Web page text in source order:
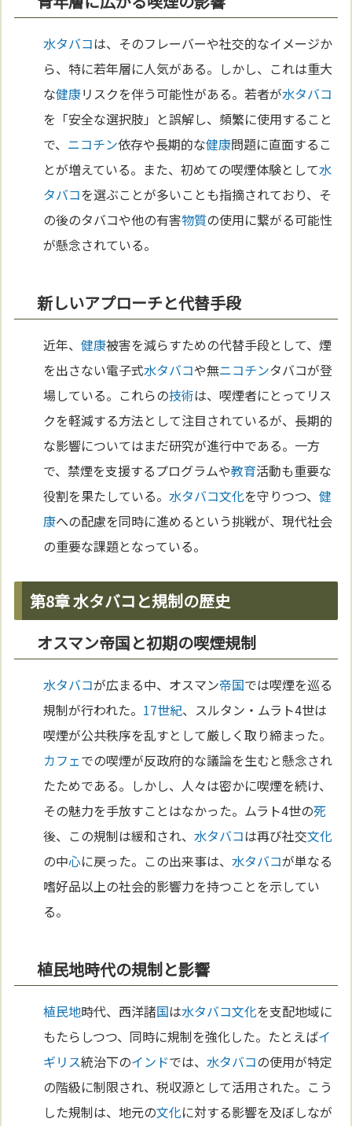
水タバコは、そのフレーバーや社交的なイメージか
ら、特に若年層に人気がある。しかし、これは重大
な健康リスクを伴う可能性がある。若者が水タバコ
を「安全な選択肢」と誤解し、頻繁に使用すること
で、 ニコチン依存や長期的な健康問題に直面するこ
とが増えている。また、初めての喫煙体験として水
タバコを選ぶことが多いことも指摘されており、そ
の後のタバコや他の有害物質の使用に繋がる可能性
が懸念されている。
新しいアプローチと代替手段
近年、健康被害を減らすための代替手段として、煙
を出さない電子式水タバコや無ニコチンタバコが登
場している。これらの技術は、喫煙者にとってリス
クを軽減する方法として注目されているが、長期的
な影響についてはまだ研究が進行中である。一方
で、禁煙を支援するプログラムや教育活動も重要な
役割を果たしている。水タバコ文化を守りつつ、健
康への配慮を同時に進めるという挑戦が、現代社会
の重要な課題となっている。
第8章 水タバコと規制の歴史
オスマン帝国と初期の喫煙規制
水タバコが広まる中、オスマン帝国では喫煙を巡る
規制が行われた。 17世紀、スルタン・ムラト4世は
喫煙が公共秩序を乱すとして厳しく取り締まった。
カフェでの喫煙が反政府的な議論を生むと懸念され
たためである。しかし、人々は密かに喫煙を続け、
その魅力を手放すことはなかった。ムラト4世の死
後、この規制は緩和され、水タバコは再び社交文化
の中心に戻った。この出来事は、水タバコが単なる
嗜好品以上の社会的影響力を持つことを示してい
る。
植民地時代の規制と影響
植民地時代、西洋諸国は水タバコ文化を支配地域に
もたらしつつ、同時に規制を強化した。たとえばイ
ギリス統治下のインドでは、水タバコの使用が特定
の階級に制限され、税収源として活用された。こう
した規制は、地元の文化に対する影響を及ぼしなが